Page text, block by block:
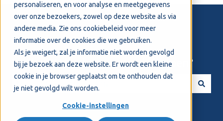
personaliseren, en voor analyse en meetgegevens
over onze bezoekers, zowel op deze website als via
andere media. Zie ons cookiebeleid voor meer
informatie over de cookies die we gebruiken.
Als je weigert, zal je informatie niet worden gevolgd
bij je bezoek aan deze website. Er wordt een kleine
cookie in je browser geplaatst om te onthouden dat
je niet gevolgd wilt worden.
Cookie-instellingen
Welkom! Hoe kunnen we je helpen?